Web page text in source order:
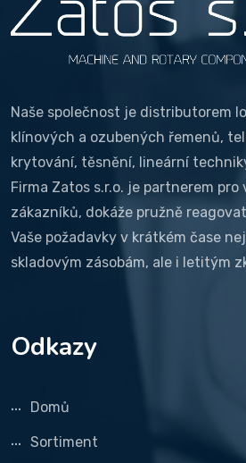
Naše společnost je distributorem
klínových a ozubených řemenů,
krytování, těsnění, lineární
Firma Zatos s.r.o. je partnerem
zákazníků, dokáže pružně
Vaše požadavky v krátkém čase
skladovým zásobám, ale i letitým
Odkazy
Domů
Sortiment